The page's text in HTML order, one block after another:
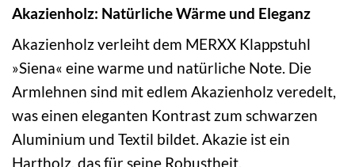
Akazienholz: Natürliche Wärme und Eleganz
Akazienholz verleiht dem MERXX Klappstuhl
»Siena« eine warme und natürliche Note. Die
Armlehnen sind mit edlem Akazienholz veredelt,
was einen eleganten Kontrast zum schwarzen
Aluminium und Textil bildet. Akazie ist ein
Hartholz, das für seine Robustheit,